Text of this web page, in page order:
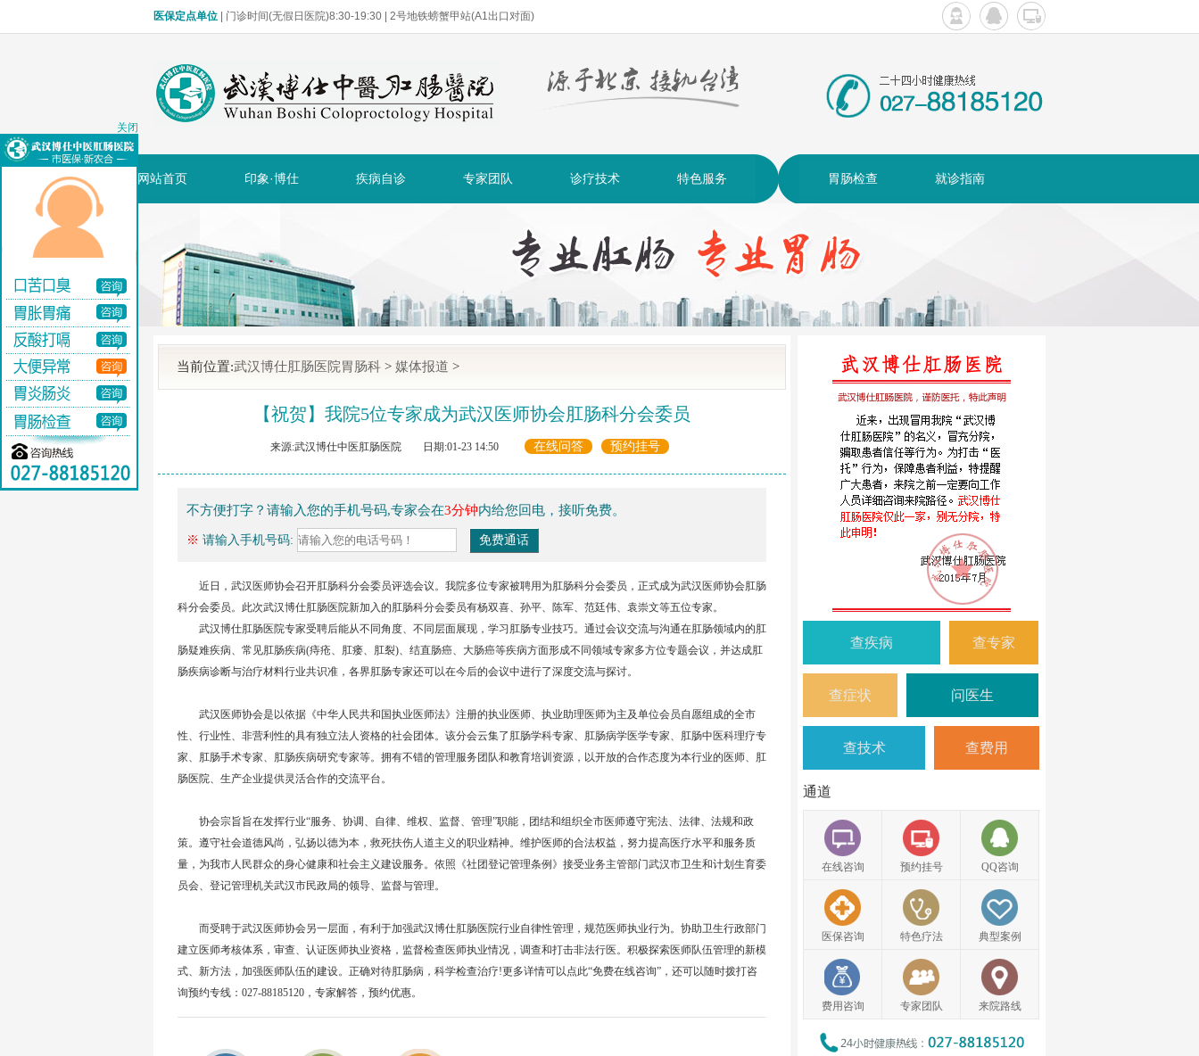
医保定点单位 | 门诊时间(无假日医院)8:30-19:30 | 2号地铁螃蟹甲站(A1出口对面)
网站首页 印象·博仕 疾病自诊 专家团队 诊疗技术 特色服务 胃肠检查 就诊指南
当前位置:武汉博仕肛肠医院胃肠科 > 媒体报道 >
【祝贺】我院5位专家成为武汉医师协会肛肠科分会委员
来源:武汉博仕中医肛肠医院 日期:01-23 14:50 在线问答 预约挂号
不方便打字？请输入您的手机号码,专家会在3分钟内给您回电，接听免费。
※ 请输入手机号码:
近日，武汉医师协会召开肛肠科分会委员评选会议。我院多位专家被聘用为肛肠科分会委员，正式成为武汉医师协会肛肠
科分会委员。此次武汉博仕肛肠医院新加入的肛肠科分会委员有杨双喜、孙平、陈军、范廷伟、袁崇文等五位专家。
武汉博仕肛肠医院专家受聘后能从不同角度、不同层面展现，学习肛肠专业技巧。通过会议交流与沟通在肛肠领域内的肛
肠疑难疾病、常见肛肠疾病(痔疮、肛瘘、肛裂)、结直肠癌、大肠癌等疾病方面形成不同领域专家多方位专题会议，并达成肛
肠疾病诊断与治疗材料行业共识准，各界肛肠专家还可以在今后的会议中进行了深度交流与探讨。
武汉医师协会是以依据《中华人民共和国执业医师法》注册的执业医师、执业助理医师为主及单位会员自愿组成的全市
性、行业性、非营利性的具有独立法人资格的社会团体。该分会云集了肛肠学科专家、肛肠病学医学专家、肛肠中医科理疗专
家、肛肠手术专家、肛肠疾病研究专家等。拥有不错的管理服务团队和教育培训资源，以开放的合作态度为本行业的医师、肛
肠医院、生产企业提供灵活合作的交流平台。
协会宗旨旨在发挥行业“服务、协调、自律、维权、监督、管理”职能，团结和组织全市医师遵守宪法、法律、法规和政
策。遵守社会道德风尚，弘扬以德为本，救死扶伤人道主义的职业精神。维护医师的合法权益，努力提高医疗水平和服务质
量，为我市人民群众的身心健康和社会主义建设服务。依照《社团登记管理条例》接受业务主管部门武汉市卫生和计划生育委
员会、登记管理机关武汉市民政局的领导、监督与管理。
而受聘于武汉医师协会另一层面，有利于加强武汉博仕肛肠医院行业自律性管理，规范医师执业行为。协助卫生行政部门
建立医师考核体系，审查、认证医师执业资格，监督检查医师执业情况，调查和打击非法行医。积极探索医师队伍管理的新模
式、新方法，加强医师队伍的建设。正确对待肛肠病，科学检查治疗!更多详情可以点此“免费在线咨询”，还可以随时拨打咨
询预约专线：027-88185120，专家解答，预约优惠。
查疾病 查专家
查症状 问医生
查技术 查费用
通道
在线咨询 预约挂号 QQ咨询
医保咨询 特色疗法 典型案例
费用咨询 专家团队 来院路线
关闭